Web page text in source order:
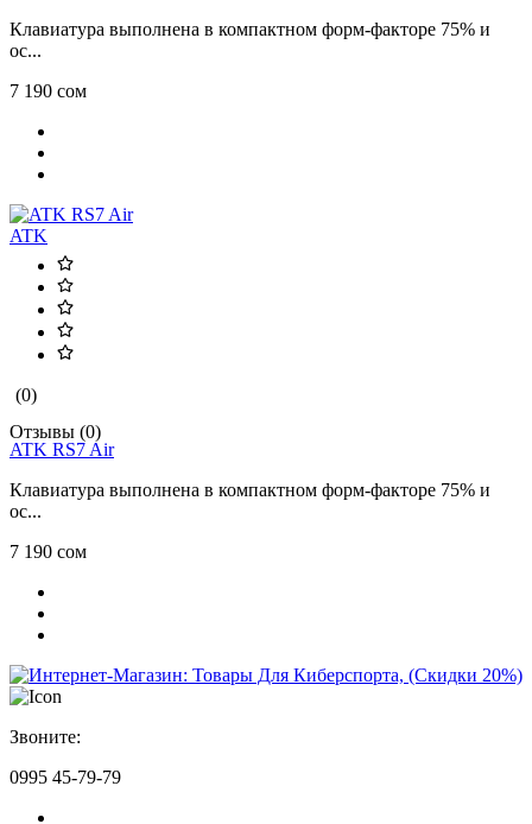
Клавиатура выполнена в компактном форм-факторе 75% и
ос...
7 190 сом
ATK
(0)
Отзывы (0)
ATK RS7 Air
Клавиатура выполнена в компактном форм-факторе 75% и
ос...
7 190 сом
Звоните:
0995 45-79-79